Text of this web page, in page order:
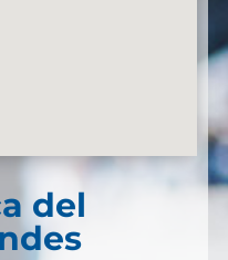
del